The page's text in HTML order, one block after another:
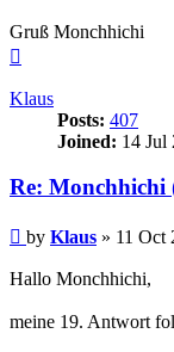
Gruß Monchhichi
Klaus
Posts: 407
Joined: 14 Jul
Re: Monchhichi
Post
by Klaus » 11 Oct
Hallo Monchhichi,
meine 19. Antwort